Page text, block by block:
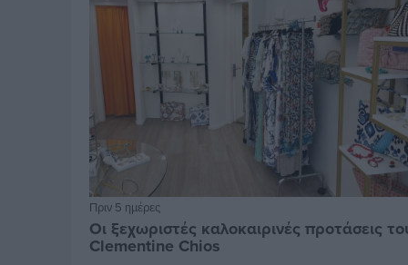
Πριν 5 ημέρες
Οι ξεχωριστές καλοκαιρινές προτάσεις
Clementine Chios